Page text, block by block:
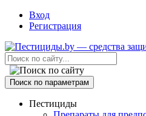
Вход
Регистрация
Поиск по параметрам
Пестициды